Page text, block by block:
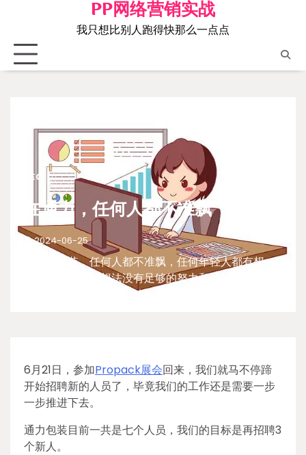
content
PP网络营销实战
我只想比别人跑得快那么一点点
SEO
在通力，任何人都不准飘
2024-06-25
在通力包装，任何人都不准飘，任何年轻人都有想
法，但如果这些想法没有足够的努力和运气去支撑，
随着时光飘逝，这些想法产生不了任何力量
6月21日，参加Propack展会回来，我们就马不停蹄
开始招聘新的人员了，毕竟我们的工作还是需要一步
一步推进下去。
通力包装目前一共是七个人员，我们的目标是再招聘3
个新人。